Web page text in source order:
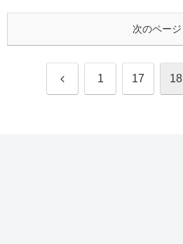
次のページ
前 1 17 18